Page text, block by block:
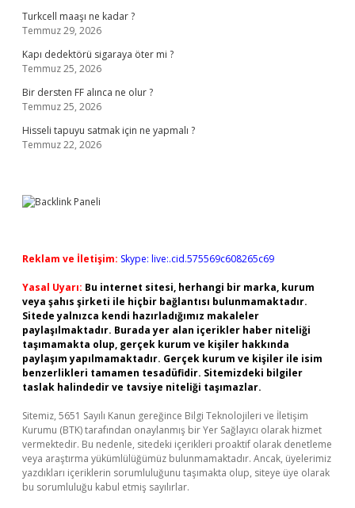
Turkcell maaşı ne kadar ?
Temmuz 29, 2026
Kapı dedektörü sigaraya öter mi ?
Temmuz 25, 2026
Bir dersten FF alınca ne olur ?
Temmuz 25, 2026
Hisseli tapuyu satmak için ne yapmalı ?
Temmuz 22, 2026
Reklam ve İletişim: Skype: live:.cid.575569c608265c69
Yasal Uyarı: Bu internet sitesi, herhangi bir marka, kurum
veya şahıs şirketi ile hiçbir bağlantısı bulunmamaktadır.
Sitede yalnızca kendi hazırladığımız makaleler
paylaşılmaktadır. Burada yer alan içerikler haber niteliği
taşımamakta olup, gerçek kurum ve kişiler hakkında
paylaşım yapılmamaktadır. Gerçek kurum ve kişiler ile isim
benzerlikleri tamamen tesadüfidir. Sitemizdeki bilgiler
taslak halindedir ve tavsiye niteliği taşımazlar.
Sitemiz, 5651 Sayılı Kanun gereğince Bilgi Teknolojileri ve İletişim
Kurumu (BTK) tarafından onaylanmış bir Yer Sağlayıcı olarak hizmet
vermektedir. Bu nedenle, sitedeki içerikleri proaktif olarak denetleme
veya araştırma yükümlülüğümüz bulunmamaktadır. Ancak, üyelerimiz
yazdıkları içeriklerin sorumluluğunu taşımakta olup, siteye üye olarak
bu sorumluluğu kabul etmiş sayılırlar.